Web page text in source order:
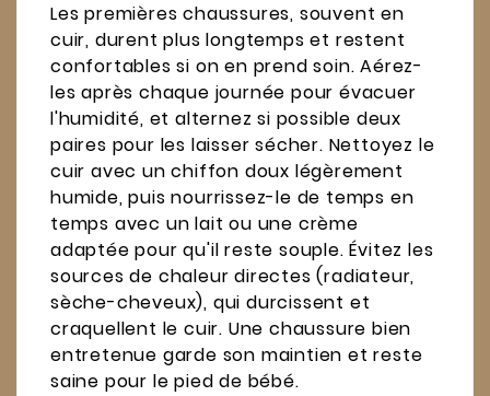
Les premières chaussures, souvent en
cuir, durent plus longtemps et restent
confortables si on en prend soin. Aérez-
les après chaque journée pour évacuer
l'humidité, et alternez si possible deux
paires pour les laisser sécher. Nettoyez le
cuir avec un chiffon doux légèrement
humide, puis nourrissez-le de temps en
temps avec un lait ou une crème
adaptée pour qu'il reste souple. Évitez les
sources de chaleur directes (radiateur,
sèche-cheveux), qui durcissent et
craquellent le cuir. Une chaussure bien
entretenue garde son maintien et reste
saine pour le pied de bébé.